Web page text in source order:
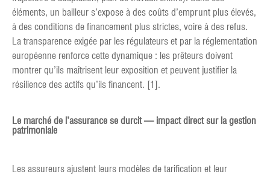
éléments, un bailleur s’expose à des coûts d’emprunt plus élevés,
à des conditions de financement plus strictes, voire à des refus.
La transparence exigée par les régulateurs et par la réglementation
européenne renforce cette dynamique : les prêteurs doivent
montrer qu’ils maîtrisent leur exposition et peuvent justifier la
résilience des actifs qu’ils financent. [1].
Le marché de l’assurance se durcit — impact direct sur la gestion
patrimoniale
Les assureurs ajustent leurs modèles de tarification et leur